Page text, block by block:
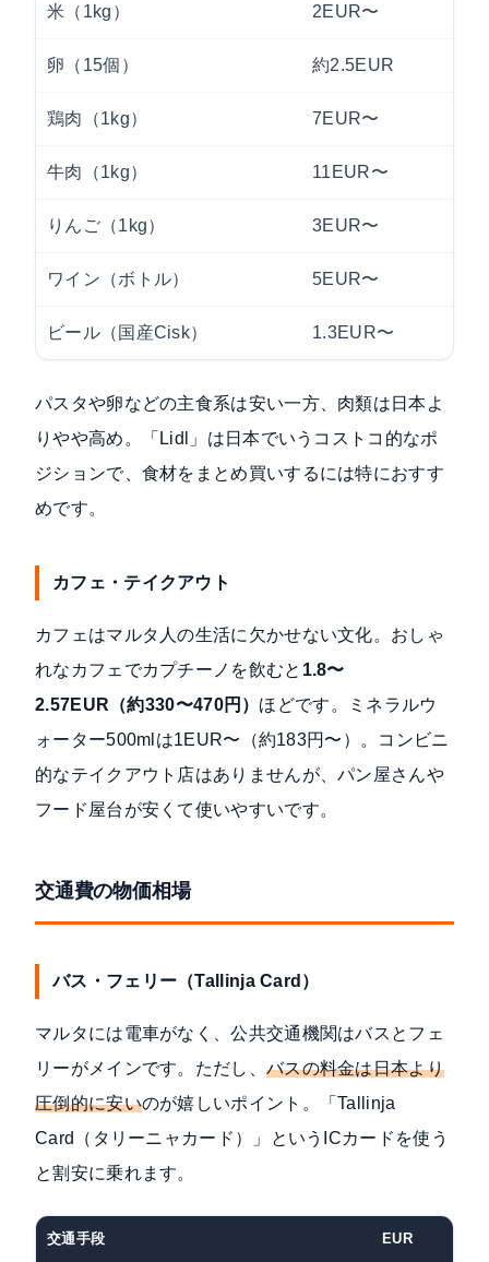
米（1kg） 2EUR〜
卵（15個） 約2.5EUR
鶏肉（1kg） 7EUR〜
牛肉（1kg） 11EUR〜
りんご（1kg） 3EUR〜
ワイン（ボトル） 5EUR〜
ビール（国産Cisk） 1.3EUR〜
パスタや卵などの主食系は安い一方、肉類は日本よ
りやや高め。「Lidl」は日本でいうコストコ的なポ
ジションで、食材をまとめ買いするには特におすす
めです。
カフェ・テイクアウト
カフェはマルタ人の生活に欠かせない文化。おしゃ
れなカフェでカプチーノを飲むと 1.8〜
2.57EUR（約330〜470円） ほどです。ミネラルウ
ォーター500mlは1EUR〜（約183円〜）。コンビニ
的なテイクアウト店はありませんが、パン屋さんや
フード屋台が安くて使いやすいです。
交通費の物価相場
バス・フェリー（Tallinja Card）
マルタには電車がなく、公共交通機関はバスとフェ
リーがメインです。ただし、 バスの料金は日本より
圧倒的に安いのが嬉しいポイント。「Tallinja
Card（タリーニャカード）」というICカードを使う
と割安に乗れます。
交通手段 EUR